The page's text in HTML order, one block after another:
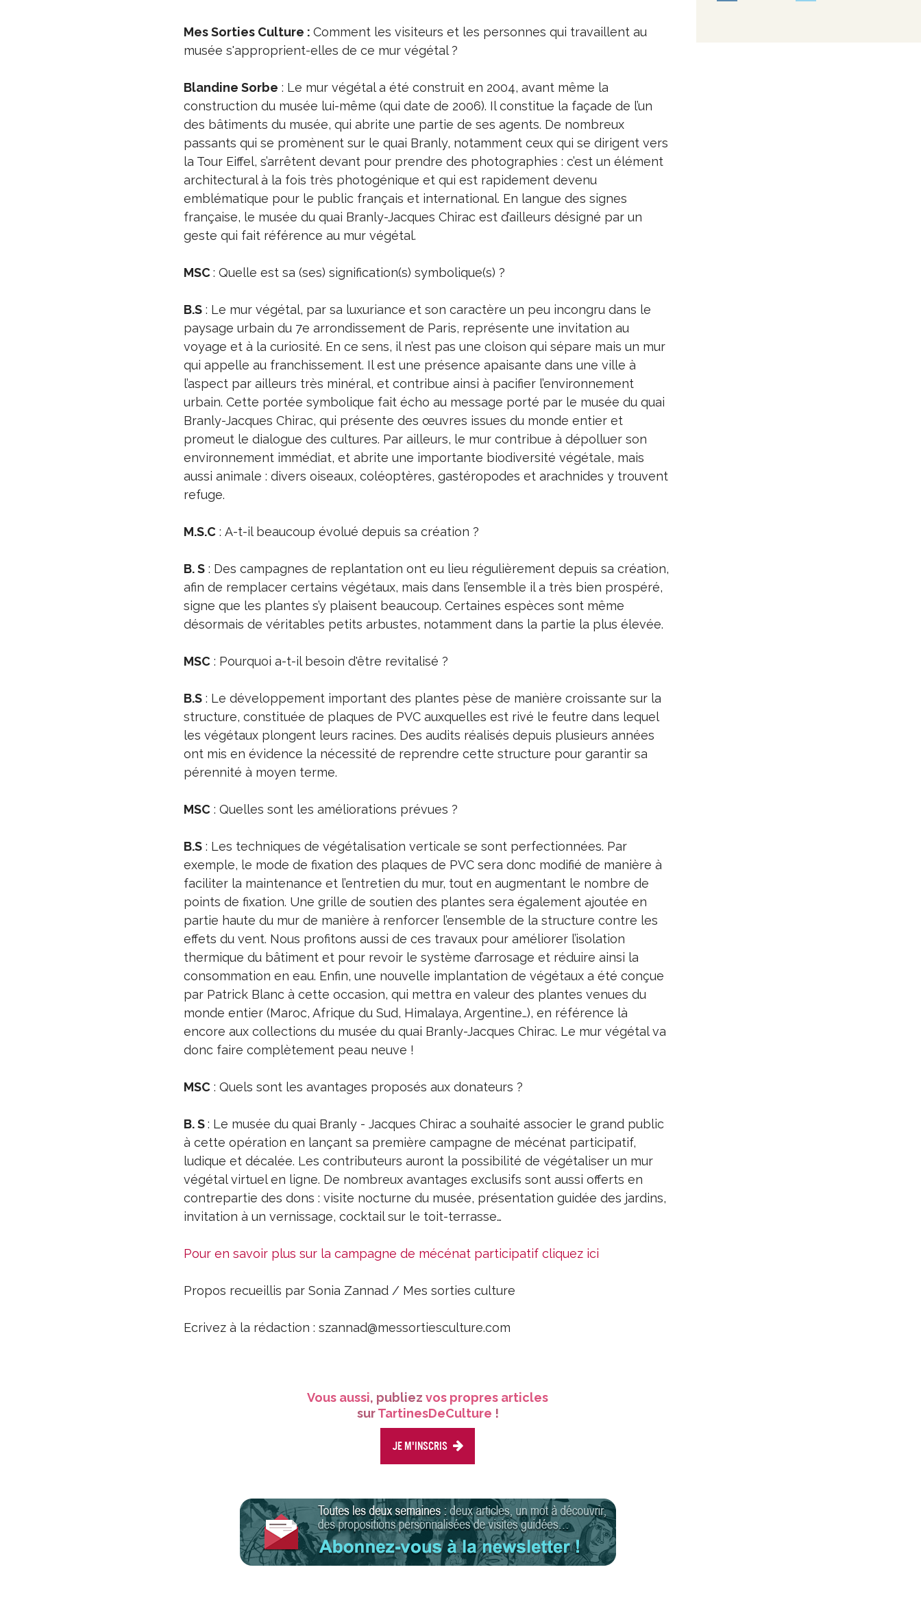
Mes Sorties Culture : Comment les visiteurs et les personnes qui travaillent au
musée s'approprient-elles de ce mur végétal ?
Blandine Sorbe : Le mur végétal a été construit en 2004, avant même la
construction du musée lui-même (qui date de 2006). Il constitue la façade de l’un
des bâtiments du musée, qui abrite une partie de ses agents. De nombreux
passants qui se promènent sur le quai Branly, notamment ceux qui se dirigent vers
la Tour Eiffel, s’arrêtent devant pour prendre des photographies : c’est un élément
architectural à la fois très photogénique et qui est rapidement devenu
emblématique pour le public français et international. En langue des signes
française, le musée du quai Branly-Jacques Chirac est d’ailleurs désigné par un
geste qui fait référence au mur végétal.
MSC: Quelle est sa (ses) signification(s) symbolique(s) ?
B.S: Le mur végétal, par sa luxuriance et son caractère un peu incongru dans le
paysage urbain du 7e arrondissement de Paris, représente une invitation au
voyage et à la curiosité. En ce sens, il n’est pas une cloison qui sépare mais un mur
qui appelle au franchissement. Il est une présence apaisante dans une ville à
l’aspect par ailleurs très minéral, et contribue ainsi à pacifier l’environnement
urbain. Cette portée symbolique fait écho au message porté par le musée du quai
Branly-Jacques Chirac, qui présente des œuvres issues du monde entier et
promeut le dialogue des cultures. Par ailleurs, le mur contribue à dépolluer son
environnement immédiat, et abrite une importante biodiversité végétale, mais
aussi animale : divers oiseaux, coléoptères, gastéropodes et arachnides y trouvent
refuge.
M.S.C: A-t-il beaucoup évolué depuis sa création ?
B. S: Des campagnes de replantation ont eu lieu régulièrement depuis sa création,
afin de remplacer certains végétaux, mais dans l’ensemble il a très bien prospéré,
signe que les plantes s’y plaisent beaucoup. Certaines espèces sont même
désormais de véritables petits arbustes, notamment dans la partie la plus élevée.
MSC: Pourquoi a-t-il besoin d'être revitalisé ?
B.S: Le développement important des plantes pèse de manière croissante sur la
structure, constituée de plaques de PVC auxquelles est rivé le feutre dans lequel
les végétaux plongent leurs racines. Des audits réalisés depuis plusieurs années
ont mis en évidence la nécessité de reprendre cette structure pour garantir sa
pérennité à moyen terme.
MSC: Quelles sont les améliorations prévues ?
B.S: Les techniques de végétalisation verticale se sont perfectionnées. Par
exemple, le mode de fixation des plaques de PVC sera donc modifié de manière à
faciliter la maintenance et l’entretien du mur, tout en augmentant le nombre de
points de fixation. Une grille de soutien des plantes sera également ajoutée en
partie haute du mur de manière à renforcer l’ensemble de la structure contre les
effets du vent. Nous profitons aussi de ces travaux pour améliorer l’isolation
thermique du bâtiment et pour revoir le système d’arrosage et réduire ainsi la
consommation en eau. Enfin, une nouvelle implantation de végétaux a été conçue
par Patrick Blanc à cette occasion, qui mettra en valeur des plantes venues du
monde entier (Maroc, Afrique du Sud, Himalaya, Argentine…), en référence là
encore aux collections du musée du quai Branly-Jacques Chirac. Le mur végétal va
donc faire complètement peau neuve !
MSC: Quels sont les avantages proposés aux donateurs ?
B. S: Le musée du quai Branly - Jacques Chirac a souhaité associer le grand public
à cette opération en lançant sa première campagne de mécénat participatif,
ludique et décalée. Les contributeurs auront la possibilité de végétaliser un mur
végétal virtuel en ligne. De nombreux avantages exclusifs sont aussi offerts en
contrepartie des dons : visite nocturne du musée, présentation guidée des jardins,
invitation à un vernissage, cocktail sur le toit-terrasse…
Pour en savoir plus sur la campagne de mécénat participatif cliquez ici
Propos recueillis par Sonia Zannad / Mes sorties culture
Ecrivez à la rédaction : szannad@messortiesculture.com
Vous aussi, publiezvos propres articles
surTartinesDeCulture !
Je m'inscris